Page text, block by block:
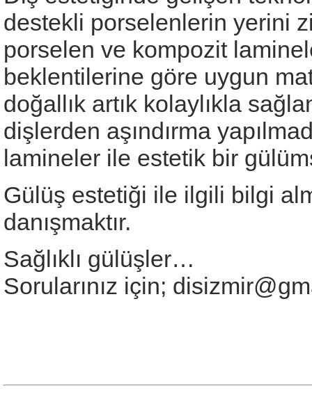
destekli porselenlerin yerini
porselen ve kompozit
beklentilerine göre uygun
doğallık artık kolaylıkla
dişlerden aşındırma
lamineler ile estetik bir
Gülüş estetiği ile ilgili bilgi
danışmaktır.
Sağlıklı gülüşler…
Sorularınız için;